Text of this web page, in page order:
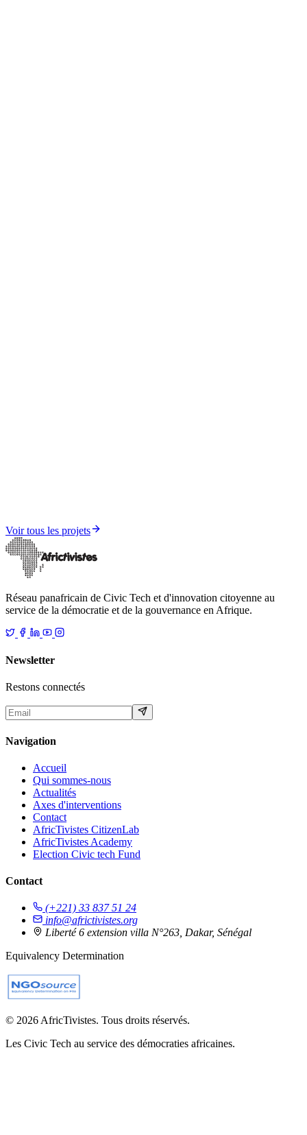
Voir tous les projets
Réseau panafricain de Civic Tech et d'innovation citoyenne au
service de la démocratie et de la gouvernance en Afrique.
Newsletter
Restons connectés
Navigation
Accueil
Qui sommes-nous
Actualités
Axes d'interventions
Contact
AfricTivistes CitizenLab
AfricTivistes Academy
Election Civic tech Fund
Contact
(+221) 33 837 51 24
info@africtivistes.org
Liberté 6 extension villa N°263, Dakar, Sénégal
Equivalency Determination
© 2026 AfricTivistes. Tous droits réservés.
Les Civic Tech au service des démocraties africaines.